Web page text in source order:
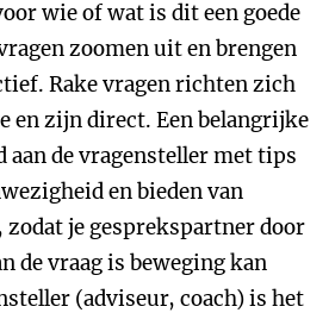
wie of wat is dit een goede
zoomen uit en brengen
Rake vragen richten zich
en zijn direct. Een belangrijke
aan de vragensteller met tips
en bieden van
je gesprekspartner door
de vraag is beweging kan
(adviseur, coach) is het